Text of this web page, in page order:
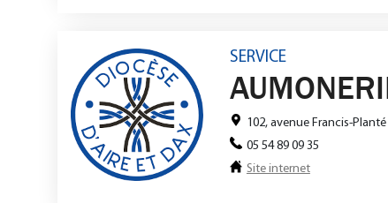
SERVICE
102, avenue Francis-
05 54 89 09 35
Site internet